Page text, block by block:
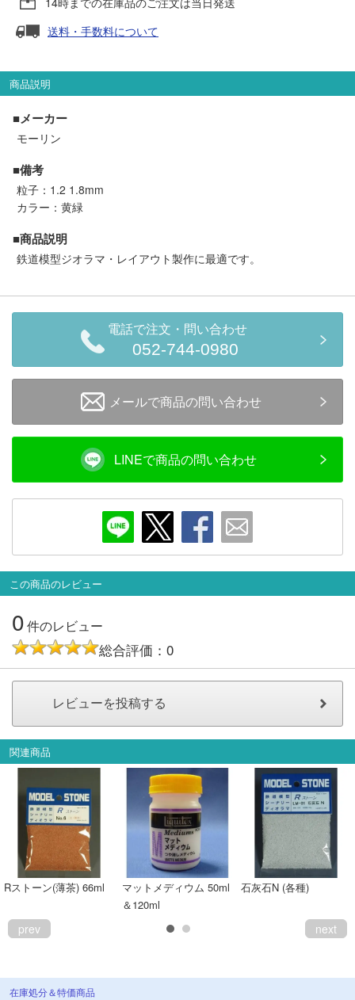
TTC
セール品・キャンペーン
セール商品
走行エリア別 鉄道模型車両リスト
北海道・東北 関東
中部 関西
九州・沖縄
お役立ち情報
鉄道模型の情報
メルマガ登録 LINEお友達登録
Infomation
ご注文方法
ヘルプページ
お問い合せ
ログイン/マイページ
お気に入りリスト
新規会員登録
会員ランクについて
会社概要
レビューについて
送料・手数料について
商品説明
■メーカー
モーリン
■備考
粒子：1.2 1.8mm
カラー：黄緑
■商品説明
鉄道模型ジオラマ・レイアウト製作に最適です。
電話で注文・問い合わせ
052-744-0980
メールで商品の問い合わせ
LINEで商品の問い合わせ
この商品のレビュー
0件のレビュー
総合評価：0
関連商品
Rストーン(薄茶) 66ml
マットメディウム 50ml
＆120ml
石灰石N (各種)
prev next
在庫処分＆特価商品